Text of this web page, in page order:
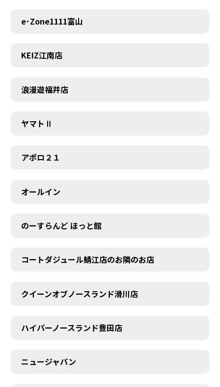
e･Zone1111富山
KEIZ江南店
浪漫遊福井店
ヤマトⅡ
アポロ２１
オールイン
のーすらんど ほっと館
コートダジュール鯖江店のお隣のお店
クイーンオブノースランド滑川店
ハイパーノースランド豊田店
ニュージャパン